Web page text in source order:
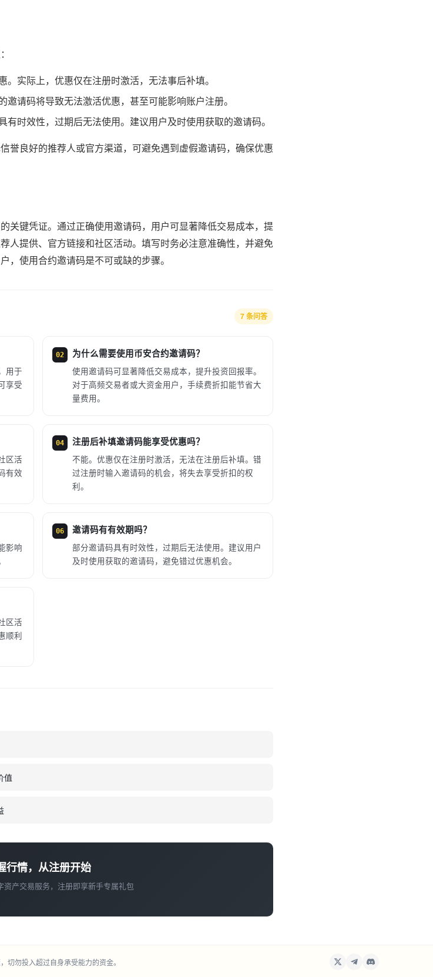
实际上，优惠仅在注册时激活，无法事后补填。
请码将导致无法激活优惠，甚至可能影响账户注册。
有时效性，过期后无法使用。建议用户及时使用获取的邀请码。
誉良好的推荐人或官方渠道，可避免遇到虚假邀请码，确保优惠
关键凭证。通过正确使用邀请码，用户可显著降低交易成本，提
人提供、官方链接和社区活动。填写时务必注意准确性，并避免
，使用合约邀请码是不可或缺的步骤。
7 条问答
用于
享受
02 为什么需要使用币安合约邀请码？
使用邀请码可显著降低交易成本，提升投资回报率。
对于高频交易者或大资金用户，手续费折扣能节省大
量费用。
区活
有效
04 注册后补填邀请码能享受优惠吗？
不能。优惠仅在注册时激活，无法在注册后补填。错
过注册时输入邀请码的机会，将失去享受折扣的权
利。
影响
06 邀请码有有效期吗？
部分邀请码具有时效性，过期后无法使用。建议用户
及时使用获取的邀请码，避免错过优惠机会。
区活
顺利
值
行情，从注册开始
资产交易服务，注册即享新手专属礼包
切勿投入超过自身承受能力的资金。